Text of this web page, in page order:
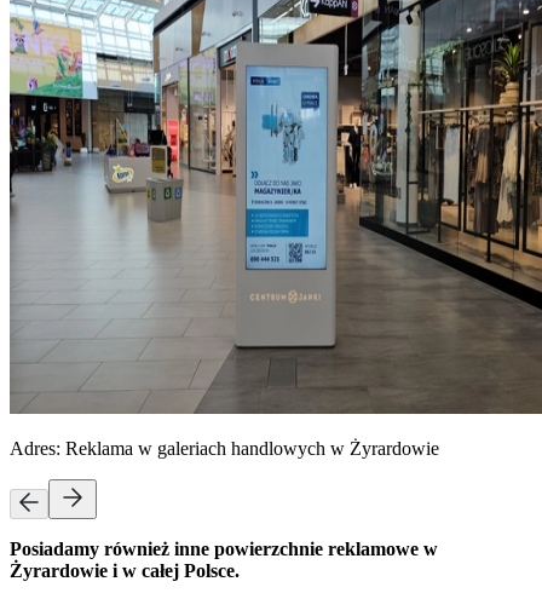
Adres: Reklama w galeriach handlowych w Żyrardowie
Posiadamy również inne powierzchnie reklamowe w
Żyrardowie i w całej Polsce.